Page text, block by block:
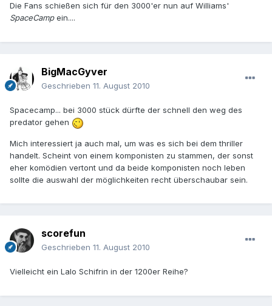
Die Fans schießen sich für den 3000'er nun auf Williams'
SpaceCampein....
BigMacGyver
Geschrieben 11. August 2010
Spacecamp... bei 3000 stück dürfte der schnell den weg des
predator gehen
Mich interessiert ja auch mal, um was es sich bei dem thriller
handelt. Scheint von einem komponisten zu stammen, der sonst
eher komödien vertont und da beide komponisten noch leben
sollte die auswahl der möglichkeiten recht überschaubar sein.
scorefun
Geschrieben 11. August 2010
Vielleicht ein Lalo Schifrin in der 1200er Reihe?